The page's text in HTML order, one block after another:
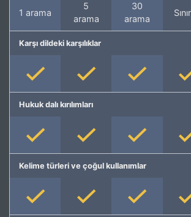
1 arama
5
arama
30
arama
Karşı dildeki karşılıklar
Hukuk dalı kırılımları
Kelime türleri ve çoğul kullanımlar